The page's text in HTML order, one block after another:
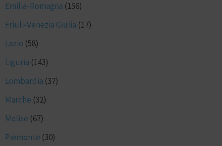
Emilia-Romagna (156)
Friuli-Venezia Giulia (17)
Lazio (58)
Liguria (143)
Lombardia (37)
Marche (32)
Molise (67)
Piemonte (30)